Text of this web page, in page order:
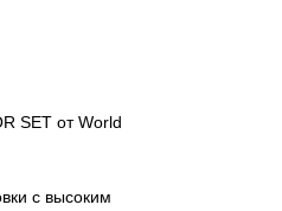
SET от World
с высоким